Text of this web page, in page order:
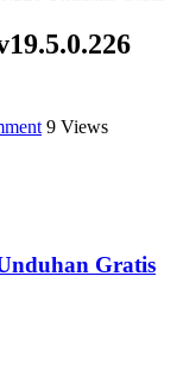
9 Views
Gratis